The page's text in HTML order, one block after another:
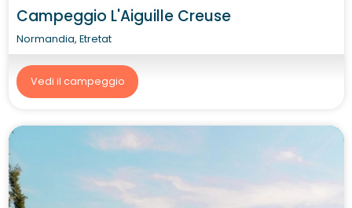
Campeggio L'Aiguille Creuse
Normandia, Etretat
Vedi il campeggio